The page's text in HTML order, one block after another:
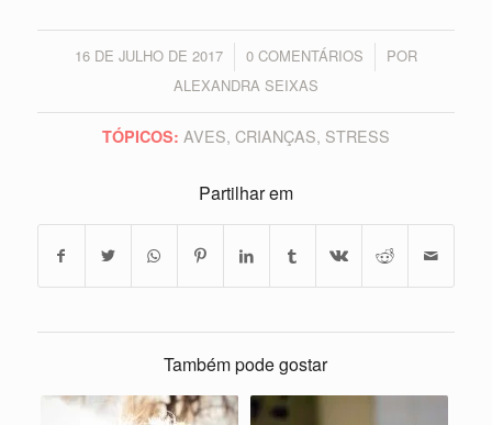
16 DE JULHO DE 2017
/ 0 COMENTÁRIOS
/
POR
ALEXANDRA SEIXAS
TÓPICOS: AVES, CRIANÇAS, STRESS
Partilhar em
Também pode gostar